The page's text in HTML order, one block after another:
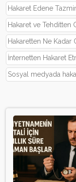
Hakaret Edene
Hakaret ve Tehditten
Hakaretten Ne Kadar
İnternetten Hakaret
Sosyal medyada